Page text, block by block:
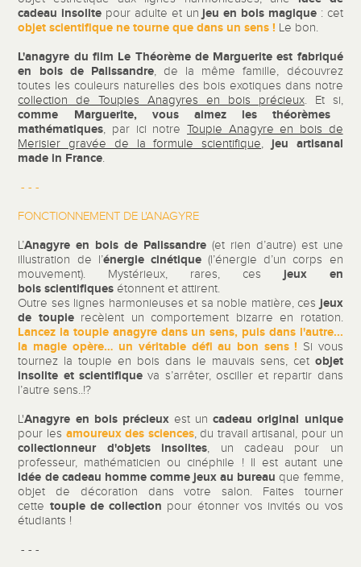
cadeau insolite pour adulte et un jeu en bois magique : cet
objet scientifique ne tourne que dans un sens ! Le bon.
L'anagyre du film Le Théorème de Marguerite est fabriqué
en bois de Palissandre, de la même famille, découvrez
toutes les couleurs naturelles des bois exotiques dans notre
collection de Toupies Anagyres en bois précieux.Et si,
comme Marguerite, vous aimez les
théorèmes
mathématiques, par ici notre Toupie Anagyre en bois de
Merisier gravée de la formule scientifique, jeu artisanal
made in France.
- - -
FONCTIONNEMENT DE L'ANAGYRE
L’Anagyre en bois de Palissandre (et rien d’autre) est une
illustration de l’énergie cinétique(l’énergie d’un corps en
mouvement). Mystérieux, rares, ces jeux en
bois scientifiques étonnent et attirent.
Outre ses lignes harmonieuses et sa noble matière, ces jeux
de toupierecèlent un comportement bizarre en rotation.
Lancez la toupie anagyre dans un sens, puis dans l'autre...
la magie opère… un véritable défi au bon sens ! Si vous
tournez la toupie en bois dans le mauvais sens, cet objet
insolite et scientifiqueva s’arrêter, osciller et repartir dans
l’autre sens..!?
L'Anagyre en bois précieuxest uncadeau original unique
pour les amoureux des sciences, du travail artisanal, pour un
collectionneur d'objets insolites, un cadeau pour un
professeur, mathématicien ou cinéphile ! Il est autant une
idée de cadeau homme comme jeux au bureau que femme,
objet de décoration dans votre salon. Faites tourner
cette toupie de collection pour étonner vos invités ou vos
étudiants !
- - -